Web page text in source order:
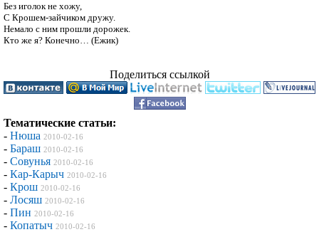
Без иголок не хожу,
С Крошем-зайчиком дружу.
Немало с ним прошли дорожек.
Поделиться ссылкой
Тематические статьи:
- Нюша 2010-02-16
- Бараш 2010-02-16
- Совунья 2010-02-16
- Кар-Карыч 2010-02-16
- Крош 2010-02-16
- Лосяш 2010-02-16
- Пин 2010-02-16
- Копатыч 2010-02-16